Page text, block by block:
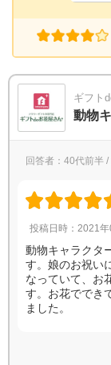
ギフト
動物
回答者：40代前半
投稿日時：2021
動物キャラクタ
す。娘のお祝い
なっていて、お
す。お花ででき
ました。